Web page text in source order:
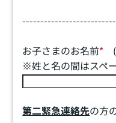
お子さまのお名前*
※姓と名の間はスペ
第二緊急連絡先の方